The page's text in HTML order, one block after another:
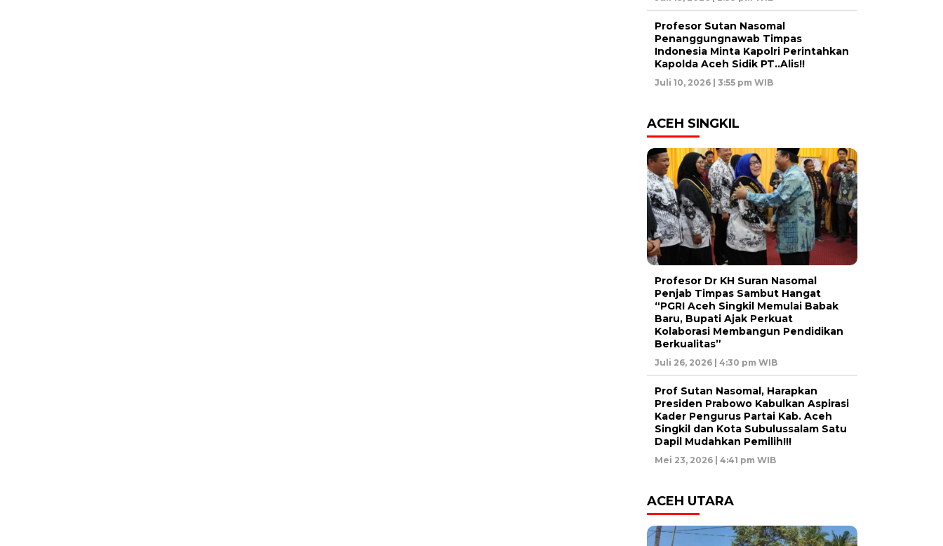
Profesor Sutan Nasomal
Penanggungnawab Timpas
Indonesia Minta Kapolri Perintahkan
Kapolda Aceh Sidik PT..Alis!!
Juli 10, 2026 | 3:55 pm WIB
ACEH SINGKIL
Profesor Dr KH Suran Nasomal
Penjab Timpas Sambut Hangat
“PGRI Aceh Singkil Memulai Babak
Baru, Bupati Ajak Perkuat
Kolaborasi Membangun Pendidikan
Berkualitas”
Juli 26, 2026 | 4:30 pm WIB
Prof Sutan Nasomal, Harapkan
Presiden Prabowo Kabulkan Aspirasi
Kader Pengurus Partai Kab. Aceh
Singkil dan Kota Subulussalam Satu
Dapil Mudahkan Pemilih!!!
Mei 23, 2026 | 4:41 pm WIB
ACEH UTARA